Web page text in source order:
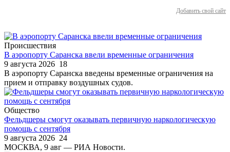
Добавить свой сайт
Происшествия
В аэропорту Саранска ввели временные ограничения
9 августа 2026 18
В аэропорту Саранска введены временные ограничения на
прием и отправку воздушных судов.
Общество
Фельдшеры смогут оказывать первичную наркологическую
помощь с сентября
9 августа 2026 24
МОСКВА, 9 авг — РИА Новости.